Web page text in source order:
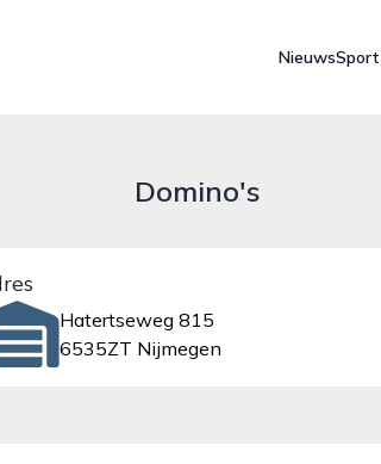
NieuwsSport
Domino's
Hatertseweg 815
6535ZT Nijmegen